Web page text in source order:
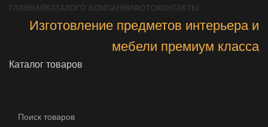
ГЛАВНАЯ КАТАЛОГО КОМПАНИИ ФОТО КОНТАКТЫ
Изготовление предметов интерьера и
мебели премиум класса
Каталог товаров